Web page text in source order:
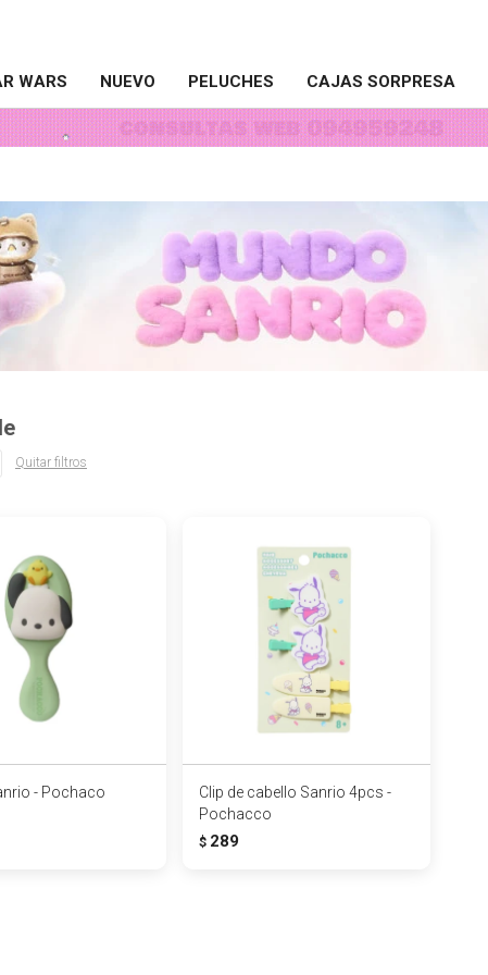
WARS NUEVO PELUCHES CAJAS SORPRESA
Quitar filtros
- Pochaco
Clip de cabello Sanrio 4pcs -
Pochacco
$ 289